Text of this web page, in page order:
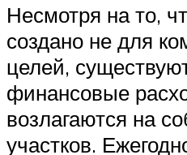
Несмотря на то,
создано не для
целей,
финансовые
возлагаются на
участков.